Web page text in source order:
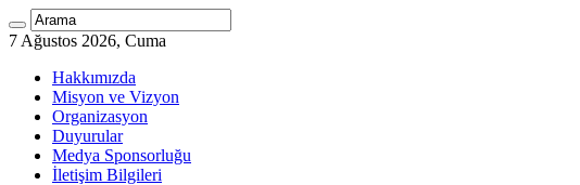
7 Ağustos 2026, Cuma
Hakkımızda
Misyon ve Vizyon
Organizasyon
Duyurular
Medya Sponsorluğu
İletişim Bilgileri